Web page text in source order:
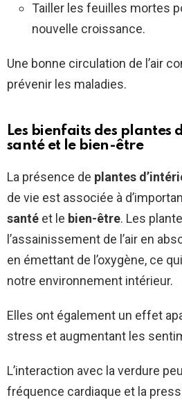
Tailler les feuilles mortes
nouvelle croissance.
Une bonne circulation de l’air
prévenir les maladies.
Les bienfaits des plantes
santé et le bien-être
La présence de plantes
de vie est associée à
santé et le bien-être. Les
l’assainissement de l’air en
en émettant de l’oxygène, ce
notre environnement intérieur.
Elles ont également un effet
stress et augmentant les
L’interaction avec la verdure
fréquence cardiaque et la